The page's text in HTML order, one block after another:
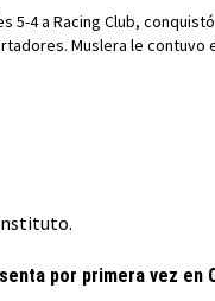
5-4 a Racing Club,
Muslera le contuvo
por primera vez en